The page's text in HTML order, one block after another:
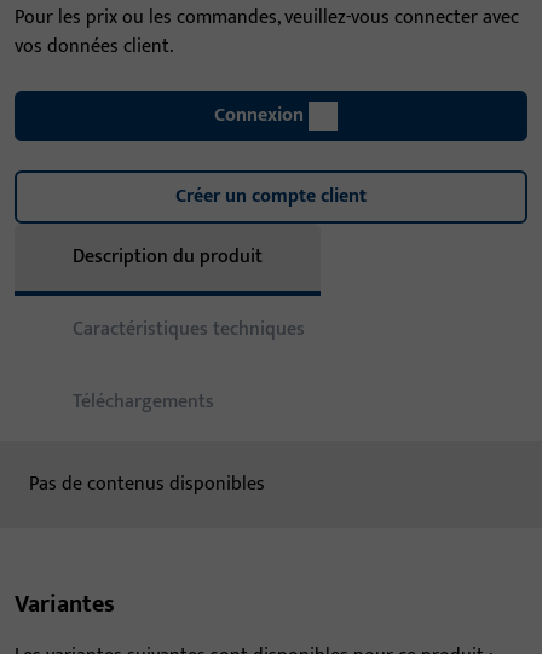
Pour les prix ou les commandes, veuillez-vous connecter avec
vos données client.
Connexion
Créer un compte client
Description du produit
Caractéristiques techniques
Téléchargements
Pas de contenus disponibles
Variantes